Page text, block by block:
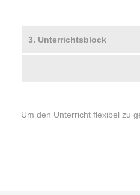
3. Unterrichtsblock
Um den Unterricht flexibel zu